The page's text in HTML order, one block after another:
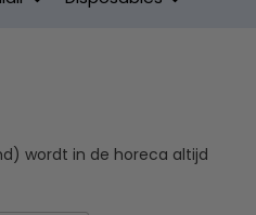
wordt in de horeca altijd